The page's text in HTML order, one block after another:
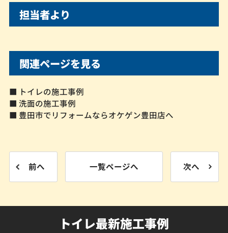
担当者より
関連ページを見る
■ トイレの施工事例
■ 洗面の施工事例
■ 豊田市でリフォームならオケゲン豊田店へ
前へ 一覧ページへ 次へ
トイレ最新施工事例